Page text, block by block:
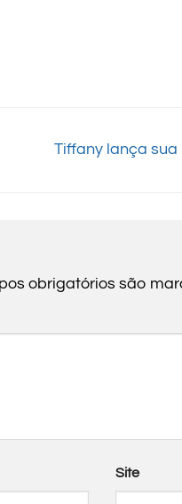
Tiffany lança
obrigatórios são
Site